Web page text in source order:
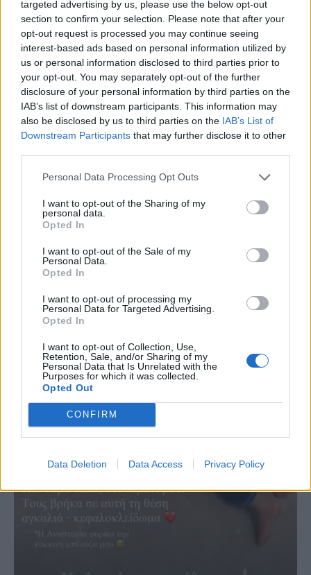
targeted advertising by us, please use the below opt-out
section to confirm your selection. Please note that after your
opt-out request is processed you may continue seeing
interest-based ads based on personal information utilized by
us or personal information disclosed to third parties prior to
your opt-out. You may separately opt-out of the further
disclosure of your personal information by third parties on the
IAB’s list of downstream participants. This information may
also be disclosed by us to third parties on the IAB’s List of
Downstream Participants that may further disclose it to other
Personal Data Processing Opt Outs
I want to opt-out of the Sharing of my
personal data.
Opted In
I want to opt-out of the Sale of my
Personal Data.
Opted In
I want to opt-out of processing my
Personal Data for Targeted Advertising.
Opted In
I want to opt-out of Collection, Use,
Retention, Sale, and/or Sharing of my
Personal Data that Is Unrelated with the
Purposes for which it was collected.
Opted Out
CONFIRM
Data Deletion Data Access Privacy Policy
Δούκισσα με χιουμοριστική διάθεση.
Πριν λίγα 24ωρα η «Dutchess» βρέθηκε στη
μαγευτική Ύδρα για τις ανάγκες
φωτογράφισης γνωστού brand και
επιστρέφοντας αργά το βράδυ στο σπίτι
απαθανάτισε το θέαμα που είδε με το που
αντίκρισε τα δύο της παιδιά.